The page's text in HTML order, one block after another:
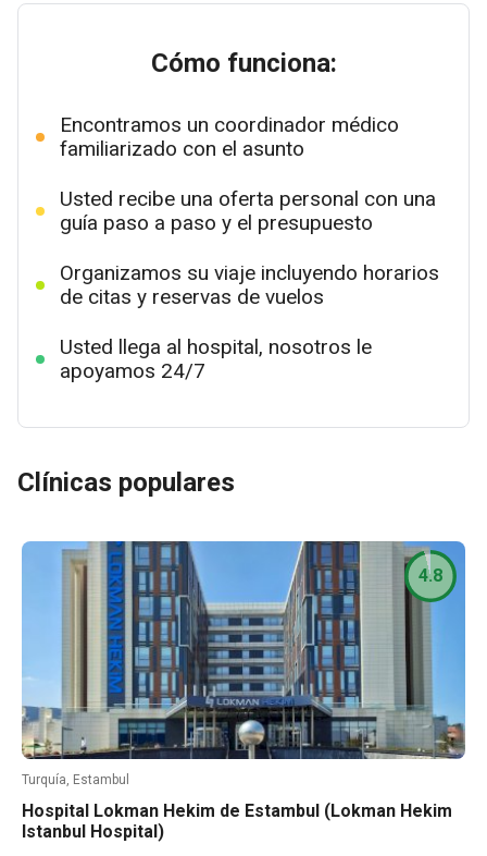
Cómo funciona:
Encontramos un coordinador médico
familiarizado con el asunto
Usted recibe una oferta personal con una
guía paso a paso y el presupuesto
Organizamos su viaje incluyendo horarios
de citas y reservas de vuelos
Usted llega al hospital, nosotros le
apoyamos 24/7
Clínicas populares
Turquía, Estambul
Hospital Lokman Hekim de Estambul (Lokman Hekim
Istanbul Hospital)
4.8